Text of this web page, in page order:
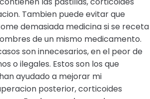
Tambien puede evitar que
demasiada medicina si se receta
de un mismo medicamento.
son innecesarios, en el peor de
o ilegales. Estos son los que
ayudado a mejorar mi
posterior, corticoides